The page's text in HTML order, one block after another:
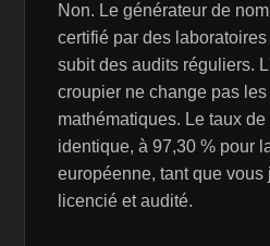
Non. Le générateur de
certifié par des
subit des audits réguliers.
croupier ne change pas
mathématiques. Le taux
identique, à 97,30 % pour
européenne, tant que vous
licencié et audité.